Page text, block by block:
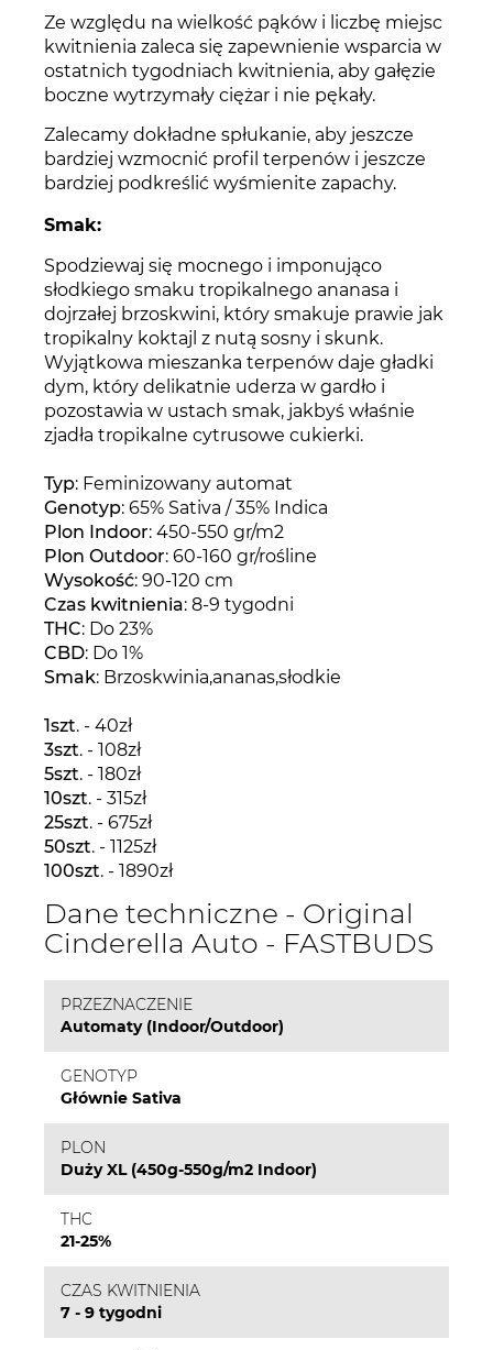
Ze względu na wielkość pąków i liczbę miejsc
kwitnienia zaleca się zapewnienie wsparcia w
ostatnich tygodniach kwitnienia, aby gałęzie
boczne wytrzymały ciężar i nie pękały.
Zalecamy dokładne spłukanie, aby jeszcze
bardziej wzmocnić profil terpenów i jeszcze
bardziej podkreślić wyśmienite zapachy.
Smak:
Spodziewaj się mocnego i imponująco
słodkiego smaku tropikalnego ananasa i
dojrzałej brzoskwini, który smakuje prawie jak
tropikalny koktajl z nutą sosny i skunk.
Wyjątkowa mieszanka terpenów daje gładki
dym, który delikatnie uderza w gardło i
pozostawia w ustach smak, jakbyś właśnie
zjadła tropikalne cytrusowe cukierki.
Typ: Feminizowany automat
Genotyp: 65% Sativa / 35% Indica
Plon Indoor: 450-550 gr/m2
Plon Outdoor: 60-160 gr/rośline
Wysokość: 90-120 cm
Czas kwitnienia: 8-9 tygodni
THC: Do 23%
CBD: Do 1%
Smak: Brzoskwinia,ananas,słodkie
1szt. - 40zł
3szt. - 108zł
5szt. - 180zł
10szt. - 315zł
25szt. - 675zł
50szt. - 1125zł
100szt. - 1890zł
Dane techniczne - Original
Cinderella Auto - FASTBUDS
PRZEZNACZENIE
Automaty (Indoor/Outdoor)
GENOTYP
Głównie Sativa
PLON
Duży XL (450g-550g/m2 Indoor)
THC
21-25%
CZAS KWITNIENIA
7 - 9 tygodni